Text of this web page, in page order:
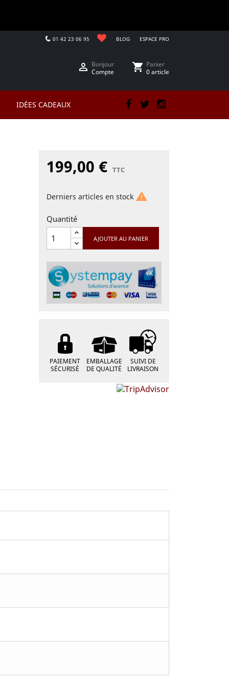
BLOG ESPACE PRO
01 42 23 06 95
shopping_cart Panier
0 article
 Bonjour
Compte
IDÉES CADEAUX Facebook
199,00 € TTC
Derniers articles en stock 
Quantité
AJOUTER AU PANIER
PAIEMENT
SÉCURISÉ
EMBALLAGE
DE QUALITÉ
SUIVI DE
LIVRAISON